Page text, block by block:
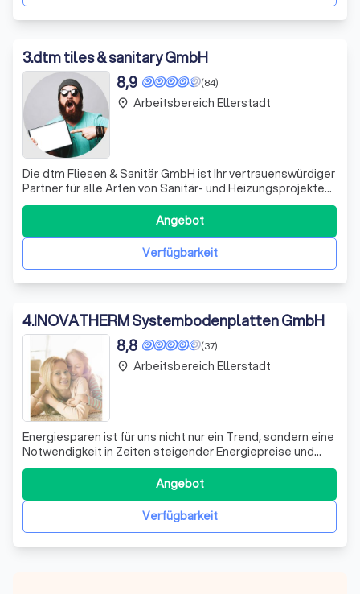
3.dtm tiles & sanitary GmbH
(84)
8,9
Die dtm Fliesen & Sanitär GmbH ist Ihr vertrauenswürdiger
Partner für alle Arten von Sanitär- und Heizungsprojekten.
Mit unserer langjährigen Erfahrung und unserem
umfangreichen Fachwissen verwandeln wir Ihre
Badezimmerträume in Realität. Unser Angebot reicht von
modernen Fliesen und Wandbelägen bis
Verfügbarkeit
Angebot
place Arbeitsbereich Ellerstadt
4.INOVATHERM Systembodenplatten GmbH
(37)
8,8
Energiesparen ist für uns nicht nur ein Trend, sondern eine
Notwendigkeit in Zeiten steigender Energiepreise und
knapper Ressourcen. Mit der INOVATHERM
Systembodenplatte bieten wir Ihnen eine innovative
Lösung, die nicht nur den Wert Ihrer Immobilie sichert,
sondern auch den Energieverbrauch erhebli
Verfügbarkeit
Angebot
place Arbeitsbereich Ellerstadt